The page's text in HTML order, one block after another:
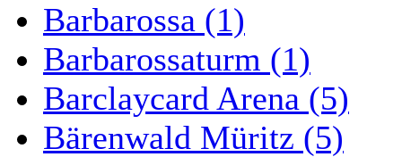
Barbarossa (1)
Barbarossaturm (1)
Barclaycard Arena (5)
Bärenwald Müritz (5)